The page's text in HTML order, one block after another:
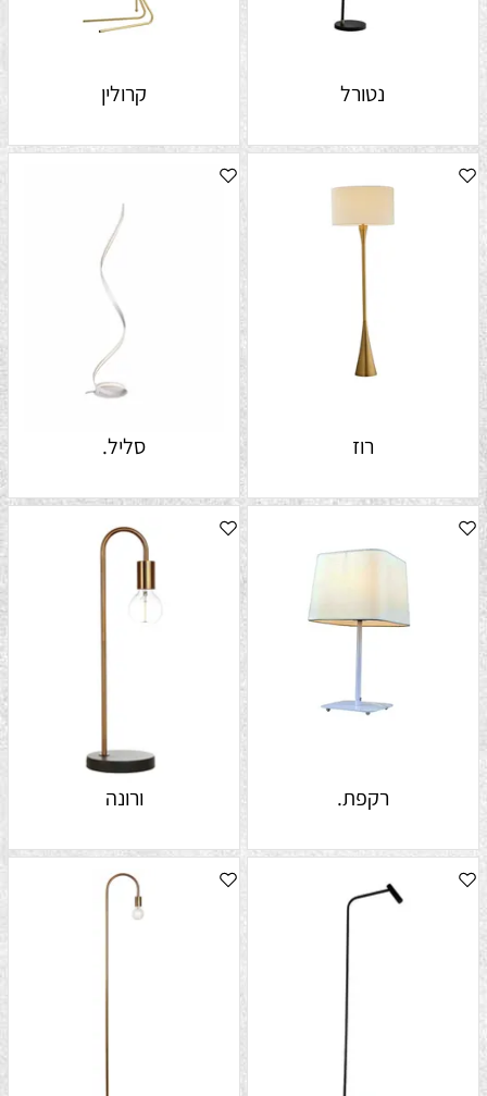
נטורל קרולין
רוז סליל.
רקפת. ורונה